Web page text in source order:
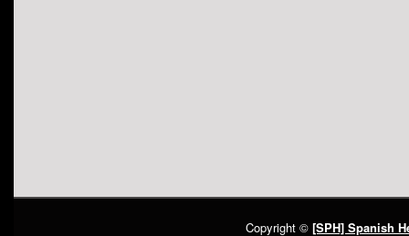
Copyright © [SPH] Spanish